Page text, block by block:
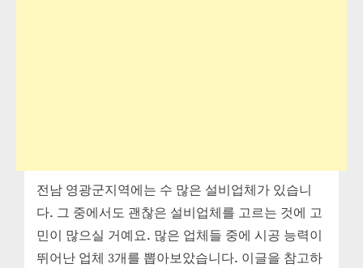
전남 영광군지역에는 수 많은 설비업체가 있습니
다. 그 중에서도 괜찮은 설비업체를 고르는 것에 고
민이 많으실 거예요. 많은 업체들 중에 시공 능력이
뛰어난 업체 3개를 뽑아보았습니다. 이글을 참고하